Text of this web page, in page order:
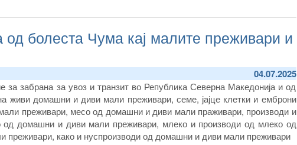
болеста Чума кај малите преживари и
04.07.2025
забрана за увоз и транзит во Република Северна Македонија и од
живи домашни и диви мали преживари, семе, јајце клетки и емброни
преживари, месо од домашни и диви мали праживари, производи и
од домашни и диви мали преживари, млеко и производи од млеко од
преживари, како и нуспроизводи од домашни и диви мали преживари